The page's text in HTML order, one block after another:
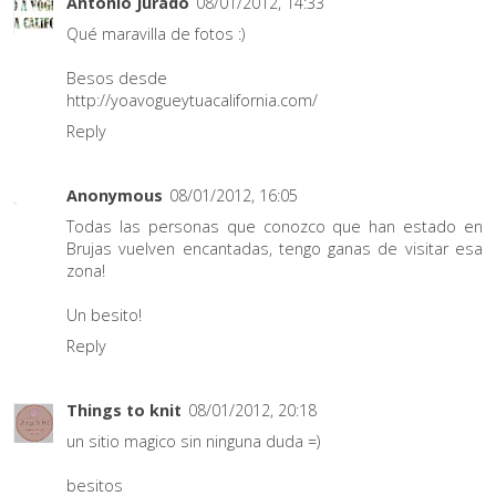
Qué maravilla de fotos :)
Besos desde
http://yoavogueytuacalifornia.com/
Reply
Anonymous 08/01/2012, 16:05
Todas las personas que conozco que han estado en
Brujas vuelven encantadas, tengo ganas de visitar esa
zona!
Un besito!
Reply
Things to knit 08/01/2012, 20:18
un sitio magico sin ninguna duda =)
besitos